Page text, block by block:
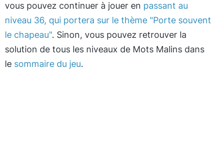
vous pouvez continuer à jouer en passant au
niveau 36, qui portera sur le thème "Porte souvent
le chapeau". Sinon, vous pouvez retrouver la
solution de tous les niveaux de Mots Malins dans
le sommaire du jeu.